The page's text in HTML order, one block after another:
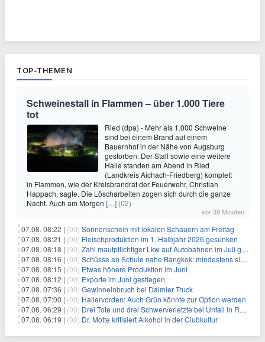
TOP-THEMEN
Schweinestall in Flammen – über 1.000 Tiere
tot
Ried (dpa) - Mehr als 1.000 Schweine
sind bei einem Brand auf einem
Bauernhof in der Nähe von Augsburg
gestorben. Der Stall sowie eine weitere
Halle standen am Abend in Ried
(Landkreis Aichach-Friedberg) komplett
in Flammen, wie der Kreisbrandrat der Feuerwehr, Christian
Happach, sagte. Die Löscharbeiten zogen sich durch die ganze
Nacht. Auch am Morgen […] (02)
vor 39 Minuten
07.08. 08:22 | (00) Sonnenschein mit lokalen Schauern am Freitag
07.08. 08:21 | (00) Fleischproduktion im 1. Halbjahr 2026 gesunken
07.08. 08:18 | (00) Zahl mautpflichtiger Lkw auf Autobahnen im Juli gestiegen
07.08. 08:16 | (00) Schüsse an Schule nahe Bangkok: mindestens sieben Tote
07.08. 08:15 | (00) Etwas höhere Produktion im Juni
07.08. 08:12 | (00) Exporte im Juni gestiegen
07.08. 07:36 | (00) Gewinneinbruch bei Daimler Truck
07.08. 07:00 | (00) Hallervorden: Auch Grün könnte zur Option werden
07.08. 06:29 | (00) Drei Tote und drei Schwerverletzte bei Unfall in Rheinland-Pfalz
07.08. 06:19 | (00) Dr. Motte kritisiert Alkohol in der Clubkultur